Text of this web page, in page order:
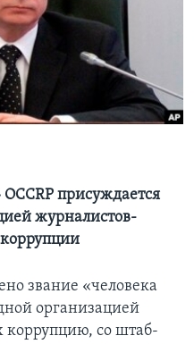
присуждается
журналистов-
коррупции
звание «человека
организацией
коррупцию, со штаб-